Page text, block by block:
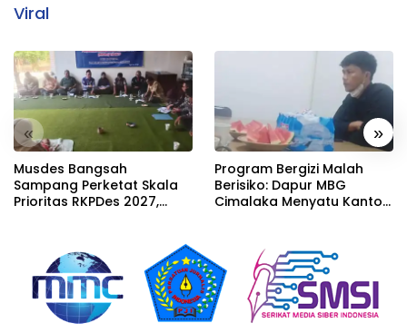
Viral
« »
Musdes Bangsah
Sampang Perketat Skala
Prioritas RKPDes 2027,
pada pemerataan yang
seragam
Program Bergizi Malah
Berisiko: Dapur MBG
Cimalaka Menyatu Kantor